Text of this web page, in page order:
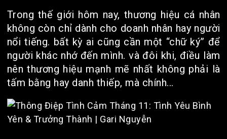
Trong thế giới hôm nay, thương hiệu cá nhân
không còn chỉ dành cho doanh nhân hay người
nổi tiếng. bất kỳ ai cũng cần một “chữ ký” để
người khác nhớ đến mình. và đôi khi, điều làm
nên thương hiệu mạnh mẽ nhất không phải là
tấm bằng hay danh thiếp, mà chính...